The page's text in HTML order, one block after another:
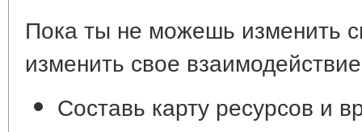
Пока ты не можешь изменить
изменить свое
Составь карту ресурсов и